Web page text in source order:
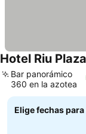
Hotel Riu
Bar panorámico
360 en la azotea
Elige fechas